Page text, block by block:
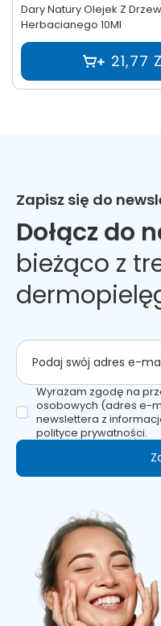
Dary Natury Olejek Z
Herbacianego 10Ml
21,77
Zapisz się do
Dołącz do
bieżąco z
Podaj swój adres e-
Wyrażam zgodę na
osobowych (adres e-
newslettera z
polityce prywatności.